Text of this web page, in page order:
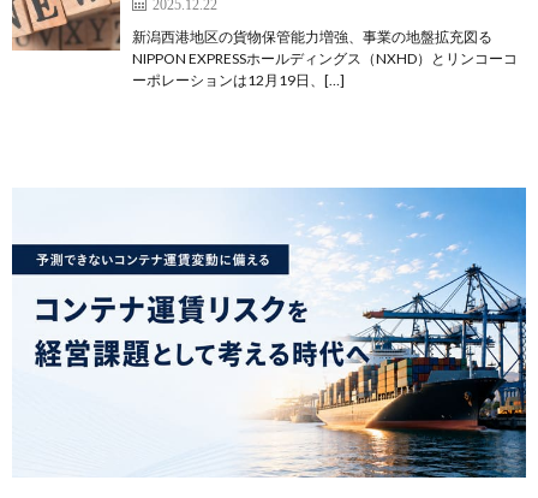
2025.12.22
新潟西港地区の貨物保管能力増強、事業の地盤拡充図る
NIPPON EXPRESSホールディングス（NXHD）とリンコーコ
ーポレーションは12月19日、[…]